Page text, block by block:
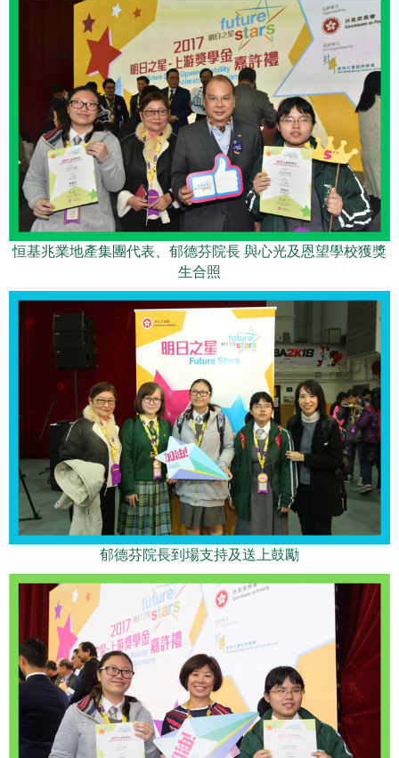
恒基兆業地產集團代表、郁德芬院長 與心光及恩望學校獲獎
生合照
郁德芬院長到場支持及送上鼓勵